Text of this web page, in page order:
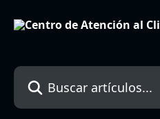
Buscar artículos...